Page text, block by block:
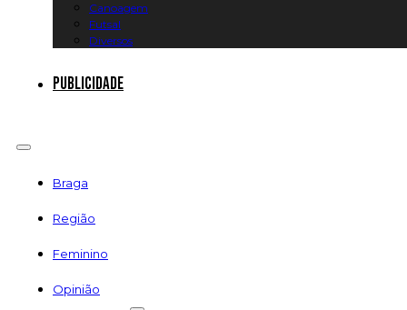
Canoagem
Futsal
Diversos
Publicidade
Braga
Região
Feminino
Opinião